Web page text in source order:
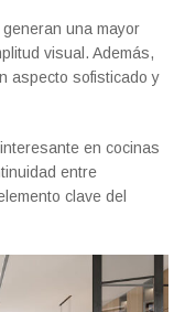
una mayor
visual. Además,
aspecto sofisticado y
en cocinas
entre
clave del